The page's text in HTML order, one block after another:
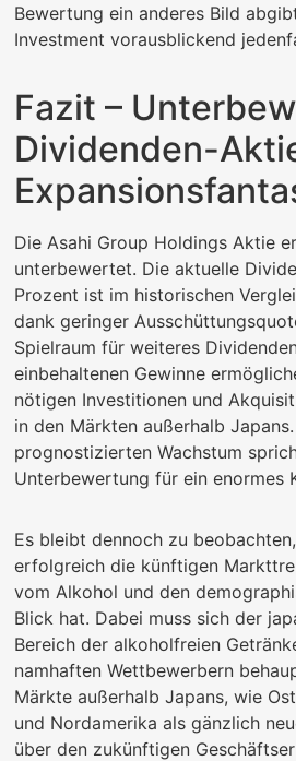
Bewertung ein anderes Bild
Investment vorausblickend
Fazit –
Dividenden-
Die Asahi Group Holdings Aktie
unterbewertet. Die aktuelle
Prozent ist im historischen
dank geringer
Spielraum für weiteres
einbehaltenen Gewinne
nötigen Investitionen und
in den Märkten außerhalb
prognostizierten Wachstum
Unterbewertung für ein enormes
Es bleibt dennoch zu
erfolgreich die künftigen
vom Alkohol und den
Blick hat. Dabei muss sich der
Bereich der alkoholfreien
namhaften Wettbewerbern
Märkte außerhalb Japans, wie
und Nordamerika als gänzlich
über den zukünftigen